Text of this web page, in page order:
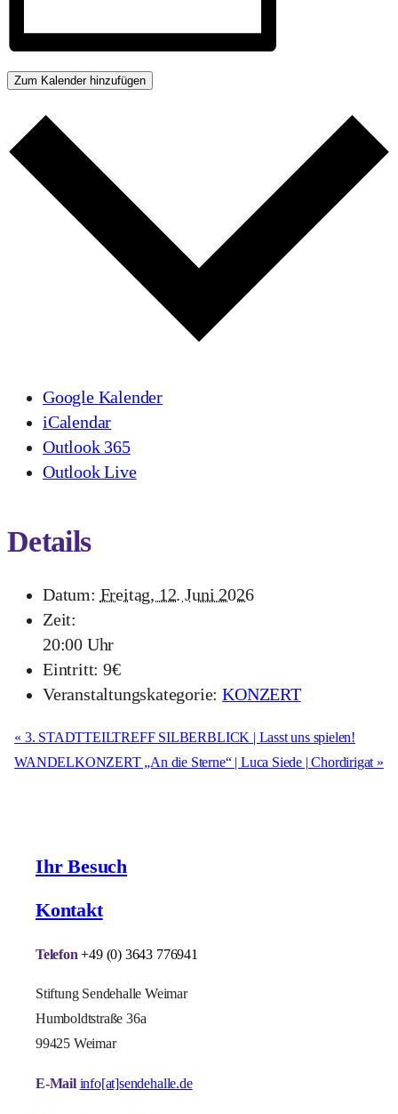
Zum Kalender hinzufügen
Google Kalender
iCalendar
Outlook 365
Outlook Live
Details
Datum: Freitag, 12. Juni 2026
Zeit:
20:00 Uhr
Eintritt: 9€
Veranstaltungskategorie: KONZERT
« 3. STADTTEILTREFF SILBERBLICK | Lasst uns spielen!
WANDELKONZERT „An die Sterne“ | Luca Siede | Chordirigat »
Ihr Besuch
Kontakt
Telefon +49 (0) 3643 776941
Stiftung Sendehalle Weimar
Humboldtstraße 36a
99425 Weimar
E-Mail info[at]sendehalle.de